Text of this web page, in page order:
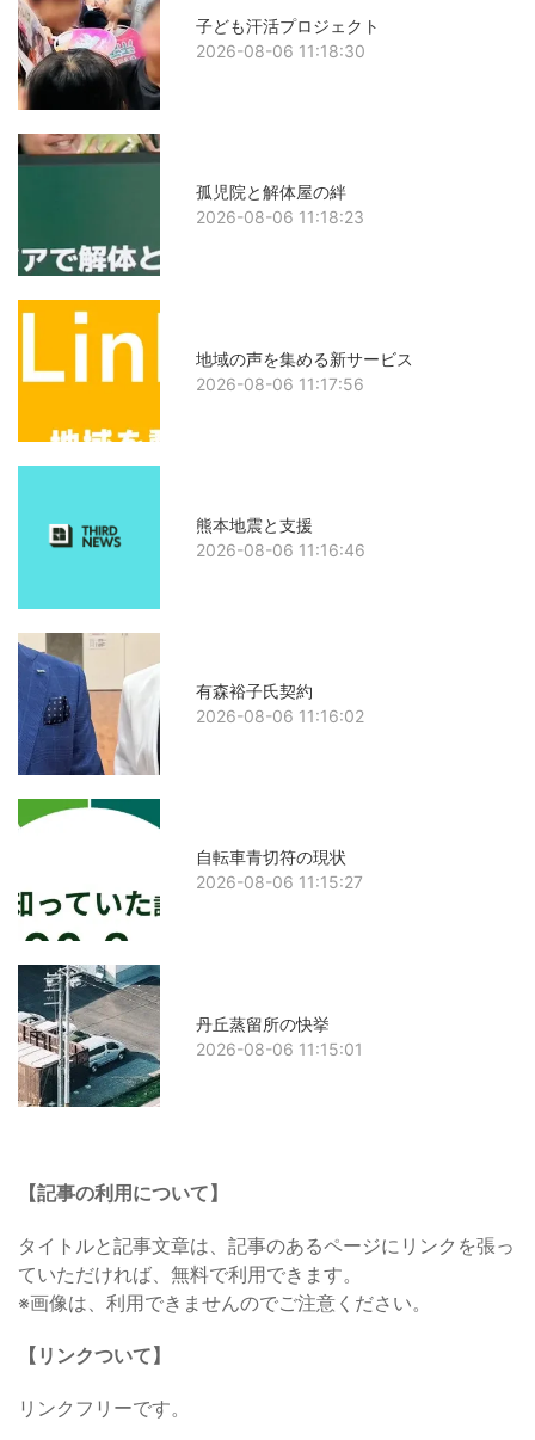
子ども汗活プロジェクト
2026-08-06 11:18:30
孤児院と解体屋の絆
2026-08-06 11:18:23
地域の声を集める新サービス
2026-08-06 11:17:56
熊本地震と支援
2026-08-06 11:16:46
有森裕子氏契約
2026-08-06 11:16:02
自転車青切符の現状
2026-08-06 11:15:27
丹丘蒸留所の快挙
2026-08-06 11:15:01
【記事の利用について】
タイトルと記事文章は、記事のあるページにリンクを張っ
ていただければ、無料で利用できます。
※画像は、利用できませんのでご注意ください。
【リンクついて】
リンクフリーです。